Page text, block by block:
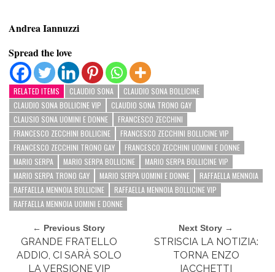
Andrea Iannuzzi
Spread the love
RELATED ITEMS CLAUDIO SONA
CLAUDIO SONA BOLLICINE
CLAUDIO SONA BOLLICINE VIP
CLAUDIO SONA TRONO GAY
CLAUSIO SONA UOMINI E DONNE
FRANCESCO ZECCHINI
FRANCESCO ZECCHINI BOLLICINE
FRANCESCO ZECCHINI BOLLICINE VIP
FRANCESCO ZECCHINI TRONO GAY
FRANCESCO ZECCHINI UOMINI E DONNE
MARIO SERPA
MARIO SERPA BOLLICINE
MARIO SERPA BOLLICINE VIP
MARIO SERPA TRONO GAY
MARIO SERPA UOMINI E DONNE
RAFFAELLA MENNOIA
RAFFAELLA MENNOIA BOLLICINE
RAFFAELLA MENNOIA BOLLICINE VIP
RAFFAELLA MENNOIA UOMINI E DONNE
← Previous Story
GRANDE FRATELLO
ADDIO, CI SARÀ SOLO
LA VERSIONE VIP
Next Story →
STRISCIA LA NOTIZIA:
TORNA ENZO
IACCHETTI